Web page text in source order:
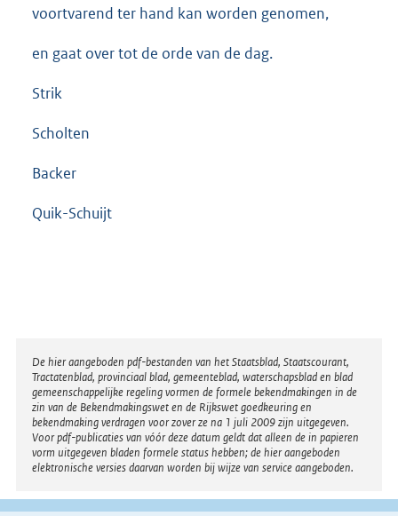
voortvarend ter hand kan worden genomen,
en gaat over tot de orde van de dag.
Strik
Scholten
Backer
Quik-Schuijt
Disclaimer
De hier aangeboden pdf-bestanden van het Staatsblad, Staatscourant,
Tractatenblad, provinciaal blad, gemeenteblad, waterschapsblad en blad
gemeenschappelijke regeling vormen de formele bekendmakingen in de
zin van de Bekendmakingswet en de Rijkswet goedkeuring en
bekendmaking verdragen voor zover ze na 1 juli 2009 zijn uitgegeven.
Voor pdf-publicaties van vóór deze datum geldt dat alleen de in papieren
vorm uitgegeven bladen formele status hebben; de hier aangeboden
elektronische versies daarvan worden bij wijze van service aangeboden.